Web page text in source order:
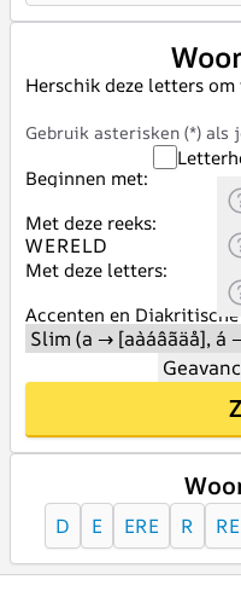
Herschik deze letters
Gebruik asterisken (*) als
Beginnen met:
Met deze reeks:
Met deze letters:
Accenten en Diakritische
D E ERE R RE